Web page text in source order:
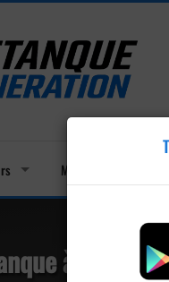
Membres
à Lieu à